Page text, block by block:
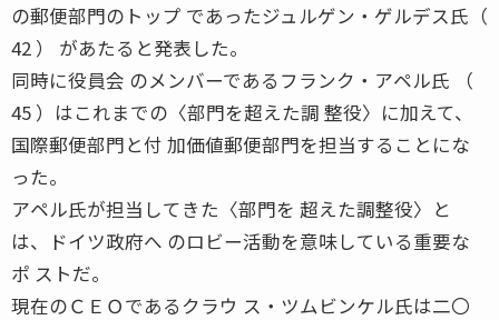
の郵便部門のトップ であったジュルゲン・ゲルデス氏（
42 ） があたると発表した。
同時に役員会 のメンバーであるフランク・アペル氏 （
45 ）はこれまでの〈部門を超えた調 整役〉に加えて、
国際郵便部門と付 加価値郵便部門を担当することにな
った。
アペル氏が担当してきた〈部門を 超えた調整役〉と
は、ドイツ政府へ のロビー活動を意味している重要な
ポ ストだ。
現在のＣＥＯであるクラウ ス・ツムビンケル氏は二〇